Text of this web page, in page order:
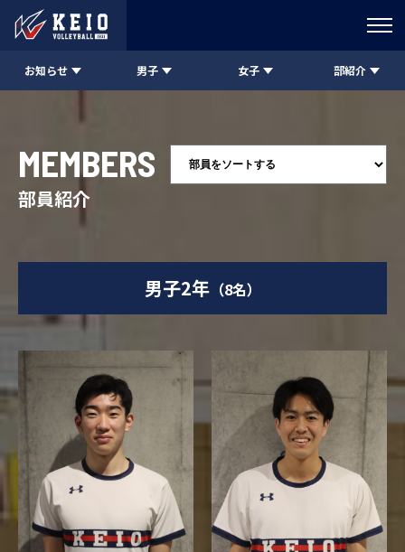
お知らせ 男子 女子 部紹介
MEMBERS
部員紹介
男子2年（8名）